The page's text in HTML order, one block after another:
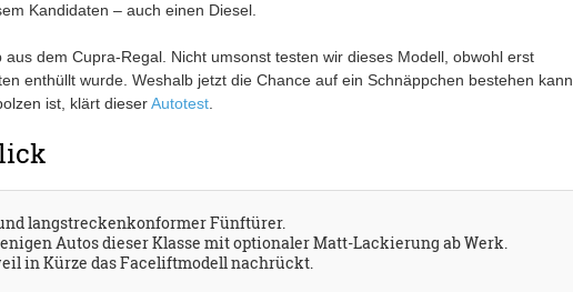
Kandidaten – auch einen Diesel.
dem Cupra-Regal. Nicht umsonst testen wir dieses Modell, obwohl erst
enthüllt wurde. Weshalb jetzt die Chance auf ein Schnäppchen bestehen kann
ist, klärt dieserAutotest.
langstreckenkonformer Fünftürer.
Autos dieser Klasse mit optionaler Matt-Lackierung ab Werk.
in Kürze das Faceliftmodell nachrückt.